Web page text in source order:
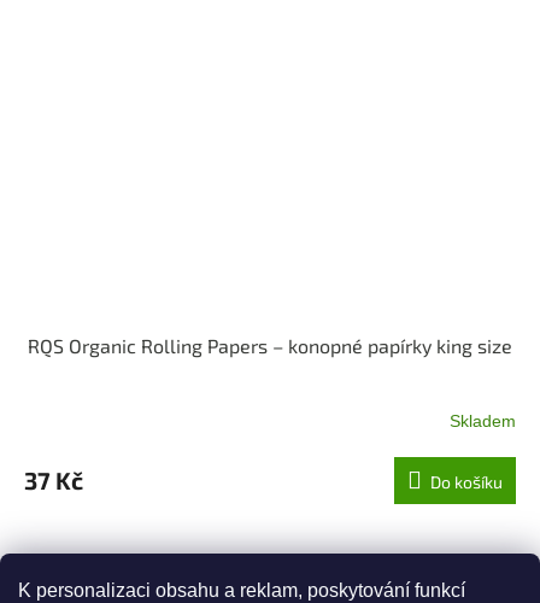
K personalizaci obsahu a reklam, poskytování funkcí
RQS Organic Rolling Papers – konopné papírky king size
Skladem
37 Kč Do košíku
ZOBRAZIT VŠECHNY SOUVISEJÍCÍ PRODUKTY